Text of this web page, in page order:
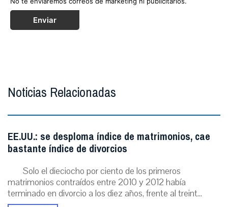
Enviar
Noticias Relacionadas
EE.UU.: se desploma índice de matrimonios, cae
bastante índice de divorcios
Solo el dieciocho por ciento de los primeros
matrimonios contraídos entre 2010 y 2012 había
terminado en divorcio a los diez años, frente al treint...